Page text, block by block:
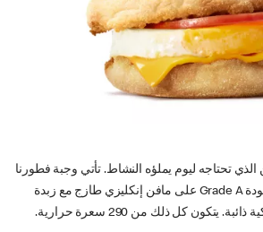
تحتاجه ليوم يملؤه النشاط. تأتي وجبة فطورنا
الخاصة من بيضة عالية الجودة Grade A على مافن إنكليزي طازج مع زبدة
يتكون كل ذلك من 290 سعرة حرارية.